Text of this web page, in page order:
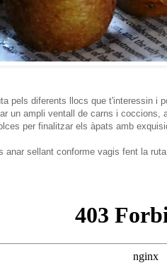
pels diferents llocs que t'interessin i
un ampli ventall de carns i
per finalitzar els àpats amb
anar sellant conforme vagis fent la